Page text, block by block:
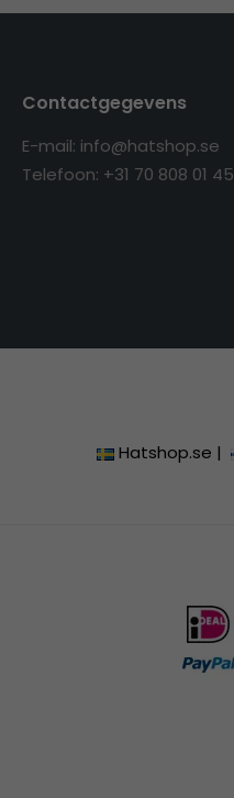
Contactgegevens
E-mail: info@hatshop.se
Telefoon: +31 70 808 01 45
Hatshop.se |